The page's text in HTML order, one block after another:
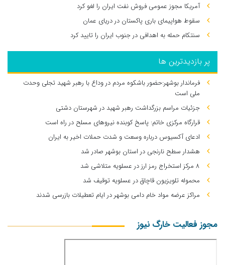
آمریکا مجوز عمومی فروش نفت ایران را لغو کرد
سقوط هواپیمای باری پاکستان در دریای عمان
سنتکام حمله به اهدافی در جنوب ایران را تایید کرد
پر بازدیدترین ها
فرماندار بوشهر:حضور باشکوه مردم در وداع با رهبر شهید تجلی وحدت
ملی است
جزئیات مراسم بزرگداشت رهبر شهید در شهرستان دشتی
قرارگاه مرکزی خاتم: پاسخ کوبنده نیروهای مسلح در راه است
ادعای آکسیوس درباره وسعت و شدت حملات اخیر به ایران
هشدار سطح نارنجی در استان بوشهر صادر شد
۸ مرکز استخراج رمز ارز در عسلویه متلاشی شد
محموله تلویزیون قاچاق در عسلویه توقیف شد
مراکز عرضه مواد خام دامی بوشهر در ایام تعطیلات بازرسی شدند
مجوز فعالیت خارگ نیوز